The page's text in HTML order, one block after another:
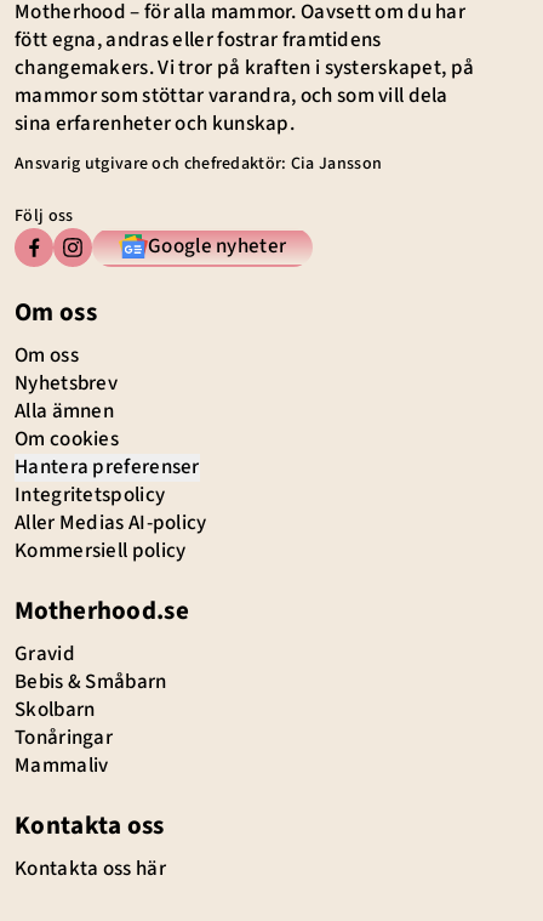
Motherhood – för alla mammor. Oavsett om du har
fött egna, andras eller fostrar framtidens
changemakers. Vi tror på kraften i systerskapet, på
mammor som stöttar varandra, och som vill dela
sina erfarenheter och kunskap.
Ansvarig utgivare och chefredaktör: Cia Jansson
Följ oss
Google nyheter
Om oss
Om oss
Nyhetsbrev
Alla ämnen
Om cookies
Hantera preferenser
Integritetspolicy
Aller Medias AI-policy
Kommersiell policy
Motherhood.se
Gravid
Bebis & Småbarn
Skolbarn
Tonåringar
Mammaliv
Kontakta oss
Kontakta oss här